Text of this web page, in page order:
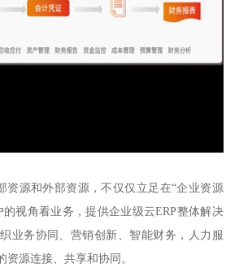
资源和外部资源，不仅仅立足在“企业资源
视角看业务，提供企业级云ERP整体解决
业务协同、营销创新、智能财务，人力服
源连接、共享和协同。